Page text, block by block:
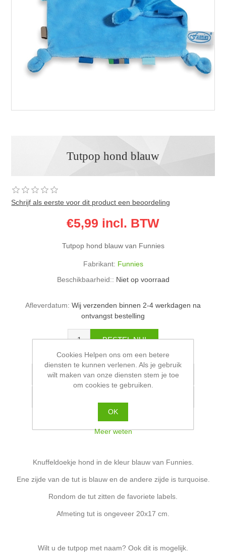
Tutpop hond blauw
Schrijf als eerste voor dit product een beoordeling
€5,99 incl. BTW
Tutpop hond blauw van Funnies
Fabrikant: Funnies
Beschikbaarheid:: Niet op voorraad
Afleverdatum: Wij verzenden binnen 2-4 werkdagen na
ontvangst bestelling
Knuffeldoekje hond in de kleur blauw van Funnies.
Ene zijde van de tut is blauw en de andere zijde is turquoise.
Rondom de tut zitten de favoriete labels.
Afmeting tut is ongeveer 20x17 cm.
Wilt u de tutpop met naam? Ook dit is mogelijk.
Cookies Helpen ons om een betere
diensten te kunnen verlenen. Als je gebruik
wilt maken van onze diensten stem je toe
om cookies te gebruiken.
OK
Meer weten